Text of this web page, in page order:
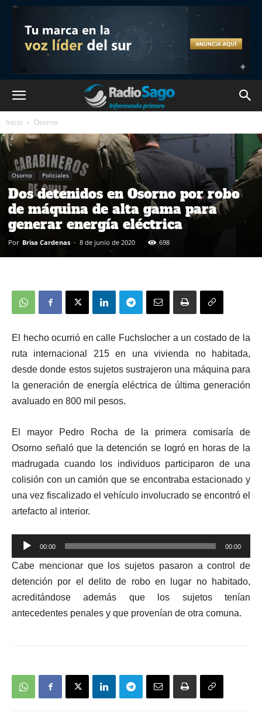
Inicio Osorno
Osorno Policiales
Dos detenidos en Osorno por robo
de máquina de alta gama para
generar energía eléctrica
Por Brisa Cardenas - 8 de junio de 2020 698
El hecho ocurrió en calle Fuchslocher a un costado de la
ruta internacional 215 en una vivienda no habitada,
desde donde estos sujetos sustrajeron una máquina para
la generación de energía eléctrica de última generación
avaluado en 800 mil pesos.
El mayor Pedro Rocha de la primera comisaría de
Osorno señaló que la detención se logró en horas de la
madrugada cuando los individuos participaron de una
colisión con un camión que se encontraba estacionado y
una vez fiscalizado el vehículo involucrado se encontró el
artefacto al interior.
Reproductor
de
audio
00:00 00:00
Cabe mencionar que los sujetos pasaron a control de
detención por el delito de robo en lugar no habitado,
acreditándose además que los sujetos tenían
antecedentes penales y que provenían de otra comuna.